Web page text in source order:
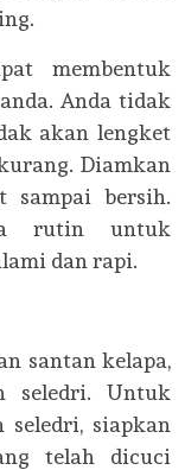
membentuk
Anda tidak
akan lengket
Diamkan
sampai bersih.
rutin untuk
dan rapi.
santan kelapa,
seledri. Untuk
seledri, siapkan
telah dicuci